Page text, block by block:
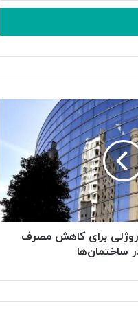
برای کاهش مصرف
ساختمان‌ها